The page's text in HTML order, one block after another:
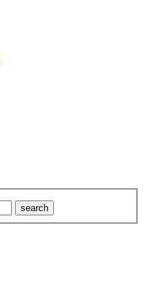
search